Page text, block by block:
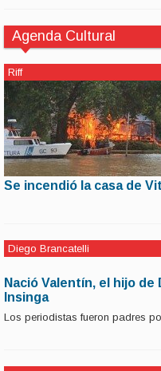
Agenda Cultural
Riff
La vivienda, ubicada en el delta
Se incendió la casa de
Diego Brancatelli
Nació Valentín, el hijo
Insinga
Los periodistas fueron padres